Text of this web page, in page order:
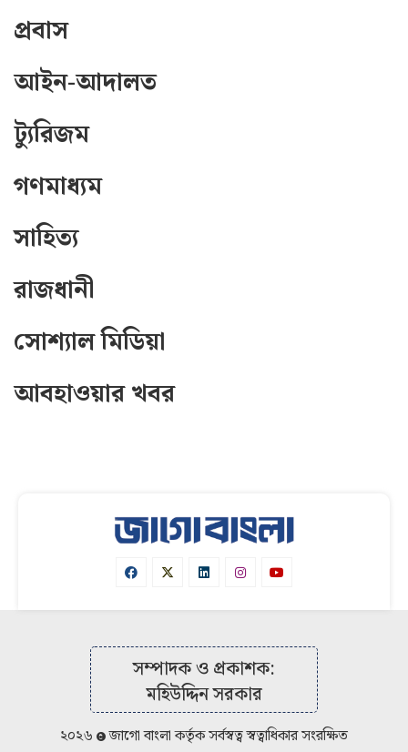
প্রবাস
আইন-আদালত
ট্যুরিজম
গণমাধ্যম
সাহিত্য
রাজধানী
সোশ্যাল মিডিয়া
আবহাওয়ার খবর
সম্পাদক ও প্রকাশক:
মহিউদ্দিন সরকার
২০২৬ জাগো বাংলা কর্তৃক সর্বস্বত্ব স্বত্বাধিকার সংরক্ষিত